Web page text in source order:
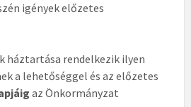
igények előzetes
háztartása rendelkezik ilyen
a lehetőséggel és az előzetes
az Önkormányzat